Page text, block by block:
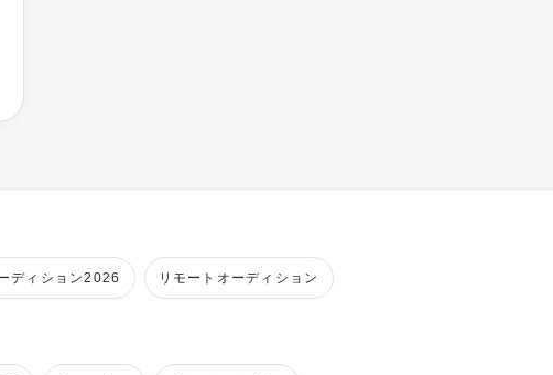
ディション2026 リモートオーディション